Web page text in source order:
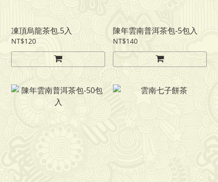
凍頂烏龍茶包.5入
NT$120
陳年雲南普洱茶包-5包入
NT$140